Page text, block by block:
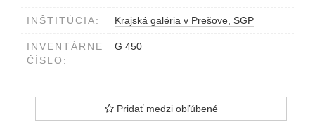
INŠTITÚCIA: Krajská galéria v Prešove, SGP
INVENTÁRNE
ČÍSLO:
G 450
Pridať medzi obľúbené